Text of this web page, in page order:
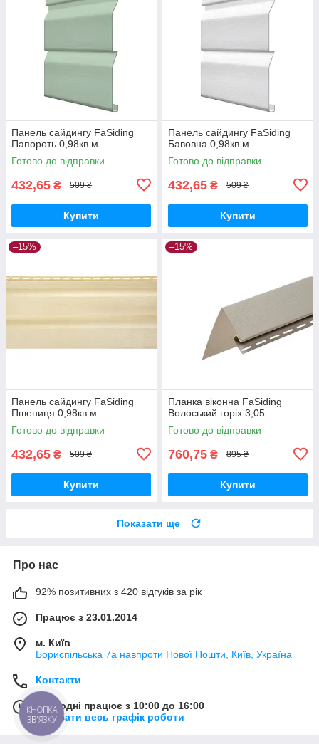
Панель сайдингу FaSiding
Папороть 0,98кв.м
Готово до відправки
432,65 ₴ 509 ₴
Купити
Панель сайдингу FaSiding
Бавовна 0,98кв.м
Готово до відправки
432,65 ₴ 509 ₴
Купити
–15%
Панель сайдингу FaSiding
Пшениця 0,98кв.м
Готово до відправки
432,65 ₴ 509 ₴
Купити
–15%
Планка віконна FaSiding
Волоський горіх 3,05
Готово до відправки
760,75 ₴ 895 ₴
Купити
Показати ще
Про нас
92% позитивних з 420 відгуків за рік
Працює з 23.01.2014
м. Київ
Бориспільська 7а навпроти Нової Пошти, Київ, Україна
Контакти
Сьогодні працює з 10:00 до 16:00
Показати весь графік роботи
КНОПКА
ЗВ'ЯЗКУ